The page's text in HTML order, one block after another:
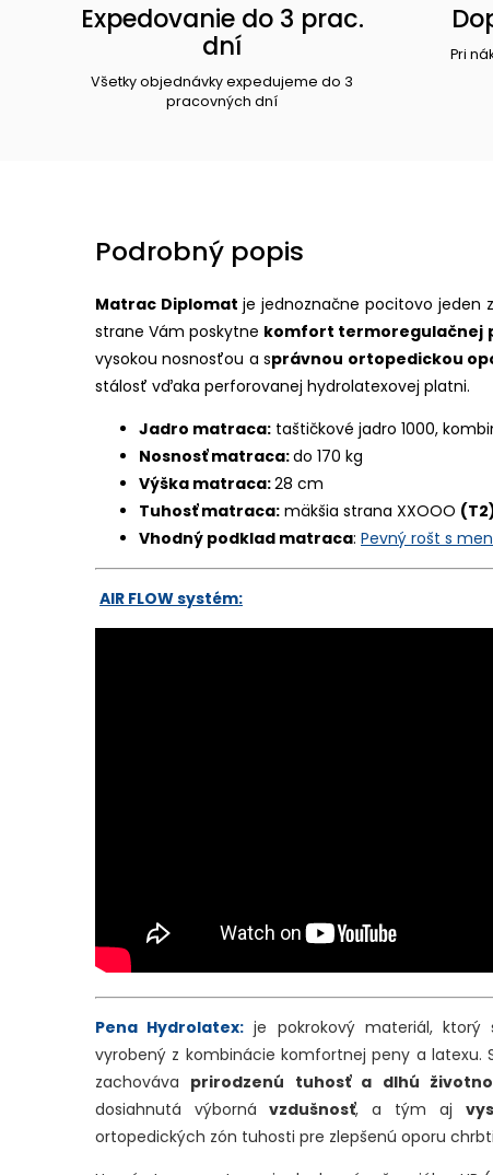
Expedovanie do 3 prac.
dní
Všetky objednávky expedujeme do 3
pracovných dní
Pri
Podrobný popis
Matrac Diplomat je jednoznačne pocitovo jeden
strane Vám poskytne komfort termoregulačnej
vysokou nosnosťou a správnou ortopedickou
stálosť vďaka perforovanej hydrolatexovej platni.
Jadro matraca: taštičkové jadro 1000,
Nosnosť matraca:do 170 kg
Výška matraca:28 cm
Tuhosť matraca: mäkšia strana XXOOO
Vhodný podklad matraca: Pevný rošt s
AIR FLOWsystém:
Pena Hydrolatex: je pokrokový materiál,
vyrobený z kombinácie komfortnej peny a latexu.
zachováva prirodzenú tuhosť a dlhú
dosiahnutá výborná vzdušnosť, a tým aj
ortopedických zón tuhosti pre zlepšenú oporu